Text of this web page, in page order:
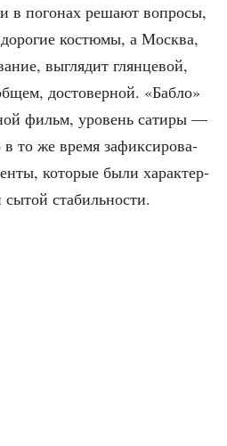
в пого­нах реша­ют вопро­сы,
костю­мы, а Москва,
выгля­дит глян­це­вой,
досто­вер­ной. «Баб­ло»
фильм, уро­вень сати­ры —
то же вре­мя зафик­си­ро­ва­
кото­рые были харак­тер­
стабильности.